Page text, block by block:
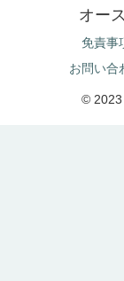
オー
免責事
お問い合
© 2023